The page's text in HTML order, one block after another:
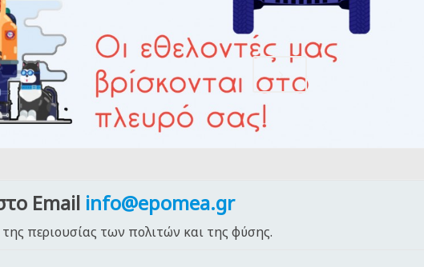
Email info@epomea.gr
περιουσίας των πολιτών και της φύσης.